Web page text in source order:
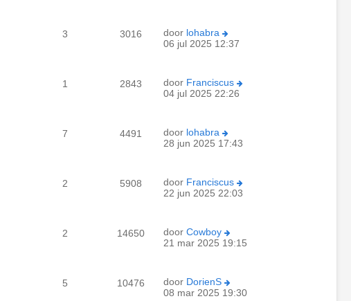
3 3016 door lohabra
06 jul 2025 12:37
1 2843 door Franciscus
04 jul 2025 22:26
7 4491 door lohabra
28 jun 2025 17:43
2 5908 door Franciscus
22 jun 2025 22:03
2 14650 door Cowboy
21 mar 2025 19:15
5 10476 door DorienS
08 mar 2025 19:30